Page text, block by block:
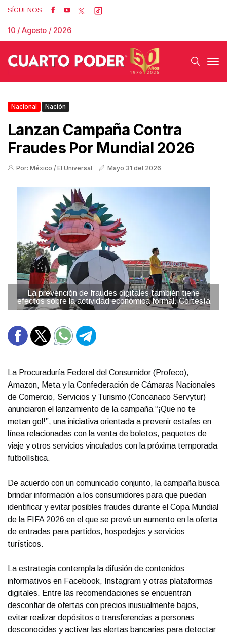
SÍGUENOS
10 / Agosto / 2026
Nacional Nación
Lanzan Campaña Contra
Fraudes Por Mundial 2026
Por: México / El Universal Mayo 31 del 2026
La prevención de fraudes digitales también tiene
efectos sobre la actividad económica formal. Cortesía
La Procuraduría Federal del Consumidor (Profeco),
Amazon, Meta y la Confederación de Cámaras Nacionales
de Comercio, Servicios y Turismo (Concanaco Servytur)
anunciaron el lanzamiento de la campaña “¡Que no te
metan gol!”, una iniciativa orientada a prevenir estafas en
línea relacionadas con la venta de boletos, paquetes de
viaje y otros servicios vinculados con la próxima temporada
futbolística.
De acuerdo con un comunicado conjunto, la campaña busca
brindar información a los consumidores para que puedan
identificar y evitar posibles fraudes durante el Copa Mundial
de la FIFA 2026 en el que se prevé un aumento en la oferta
de entradas para partidos, hospedajes y servicios
turísticos.
La estrategia contempla la difusión de contenidos
informativos en Facebook, Instagram y otras plataformas
digitales. Entre las recomendaciones se encuentran
desconfiar de ofertas con precios inusualmente bajos,
evitar realizar depósitos o transferencias a personas
desconocidas y activar las alertas bancarias para detectar